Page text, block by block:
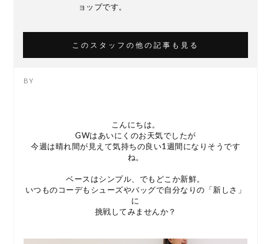
ョップです。
このスタッフの他の記事も見る
こんにちは。
GWはあいにくのお天気でしたが
今週は晴れ間が見えて気持ちの良い1週間になりそうです
ね。
ベースはシンプル、でもどこか新鮮。
いつものコーデもシューズやバッグで自分なりの「新しさ」
に
挑戦してみませんか？